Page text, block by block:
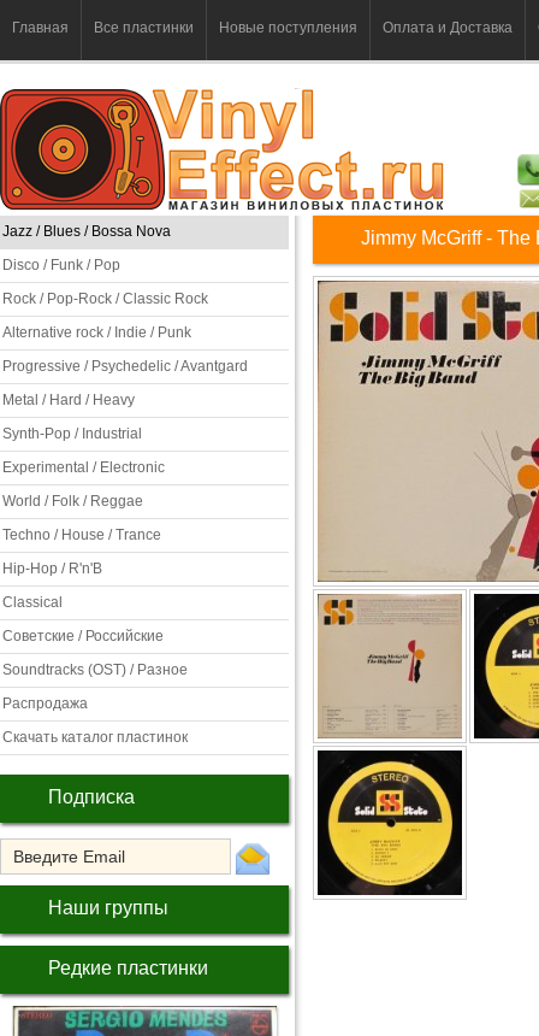
Главная Все пластинки Новые поступления Оплата и Доставка
Jazz / Blues / Bossa Nova
Disco / Funk / Pop
Rock / Pop-Rock / Classic Rock
Alternative rock / Indie / Punk
Progressive / Psychedelic / Avantgard
Metal / Hard / Heavy
Synth-Pop / Industrial
Experimental / Electronic
World / Folk / Reggae
Techno / House / Trance
Hip-Hop / R'n'B
Classical
Советские / Российские
Soundtracks (OST) / Разное
Распродажа
Скачать каталог пластинок
Подписка
Наши группы
Редкие пластинки
Jimmy McGriff - The